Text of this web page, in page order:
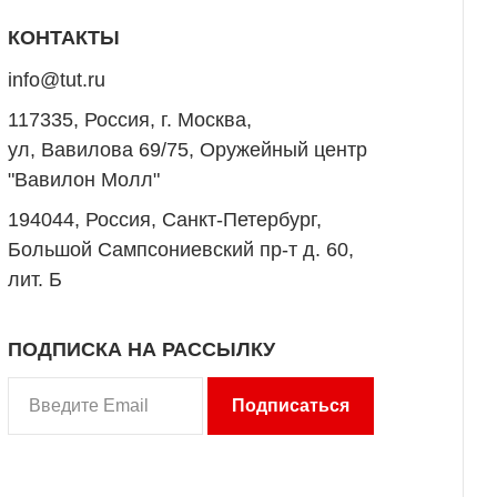
КОНТАКТЫ
info@tut.ru
117335, Россия, г. Москва,
ул, Вавилова 69/75, Оружейный центр
"Вавилон Молл"
194044, Россия, Санкт-Петербург,
Большой Сампсониевский пр-т д. 60,
лит. Б
ПОДПИСКА НА РАССЫЛКУ
Подписаться